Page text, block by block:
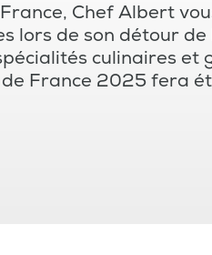
Chef Albert
lors de son détour
culinaires et
France 2025 fera
les régions de
les produits